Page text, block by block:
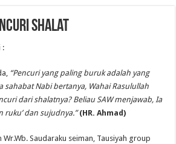
Shalat
:
“Pencuri yang paling buruk adalah yang
sahabat Nabi bertanya, Wahai Rasulullah
dari shalatnya? Beliau SAW menjawab, Ia
ruku’ dan sujudnya.”(HR. Ahmad)
Wr.Wb. Saudaraku seiman, Tausiyah group